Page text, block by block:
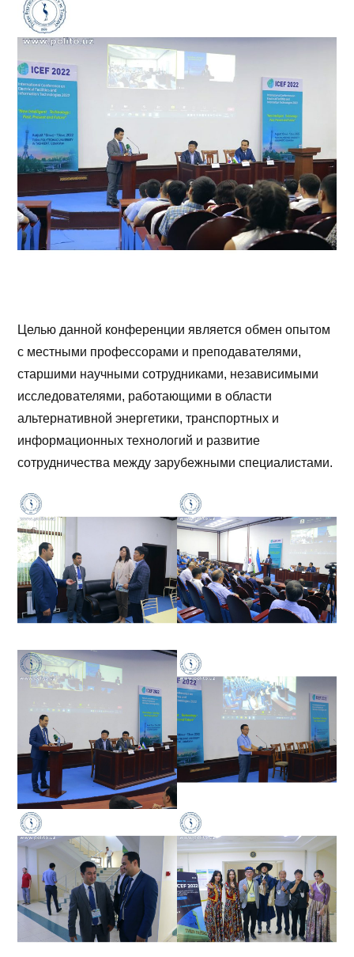
Целью данной конференции является обмен опытом
с местными профессорами и преподавателями,
старшими научными сотрудниками, независимыми
исследователями, работающими в области
альтернативной энергетики, транспортных и
информационных технологий и развитие
сотрудничества между зарубежными специалистами.